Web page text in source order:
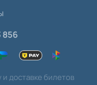
856
доставке билетов